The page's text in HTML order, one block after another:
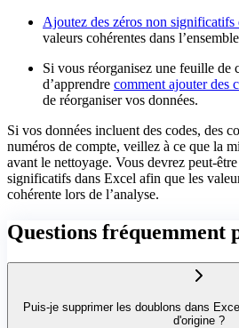
Ajoutez des zéros non significatifs
valeurs cohérentes dans
Si vous réorganisez une feuille de
d’apprendre comment ajouter des
de réorganiser vos données.
Si vos données incluent des codes, des
numéros de compte, veillez à ce que la
avant le nettoyage. Vous devrez peut-
significatifs dans Excel afin que les
cohérente lors de l’analyse.
Questions fréquemment
Puis-je supprimer les doublons dans
d'origine ?